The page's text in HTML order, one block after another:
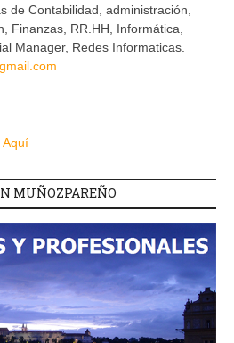
de Contabilidad, administración,
Finanzas, RR.HH, Informática,
Manager, Redes Informaticas.
Aquí
MUÑOZPAREÑO